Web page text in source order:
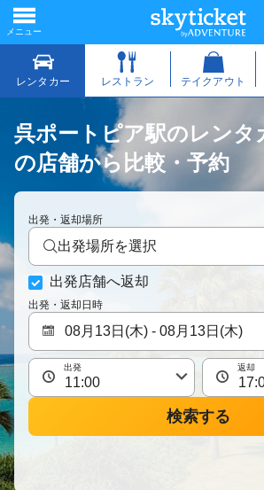
呉ポートピア駅のレンタ
の店舗から比較・予約
出発・返却場所
出発場所を選択
出発店舗へ返却
出発・返却日時
出発 返却
検索する